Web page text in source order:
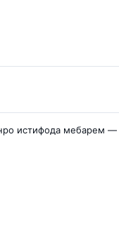
Newsroom
истифода мебарем —